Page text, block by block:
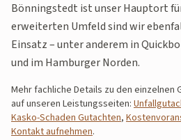
Bönningstedt ist unser Hauptort
erweiterten Umfeld sind wir
Einsatz – unter anderem in
und im Hamburger Norden.
Mehr fachliche Details zu den einzelnen
auf unseren Leistungsseiten:
Kasko-Schaden Gutachten,
Kontakt aufnehmen.